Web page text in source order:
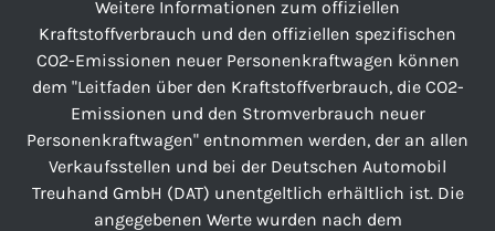
Weitere Informationen zum offiziellen
Kraftstoffverbrauch und den offiziellen spezifischen
CO2-Emissionen neuer Personenkraftwagen können
dem "Leitfaden über den Kraftstoffverbrauch, die CO2-
Emissionen und den Stromverbrauch neuer
Personenkraftwagen" entnommen werden, der an allen
Verkaufsstellen und bei der Deutschen Automobil
Treuhand GmbH (DAT) unentgeltlich erhältlich ist. Die
angegebenen Werte wurden nach dem